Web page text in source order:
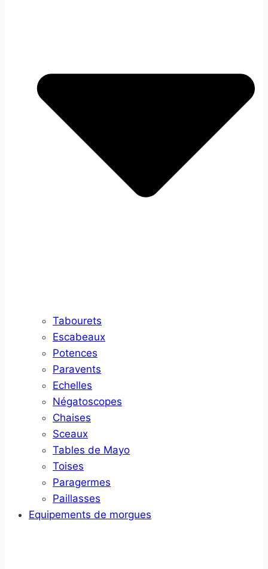
Tabourets
Escabeaux
Potences
Paravents
Echelles
Négatoscopes
Chaises
Sceaux
Tables de Mayo
Toises
Paragermes
Paillasses
Equipements de morgues